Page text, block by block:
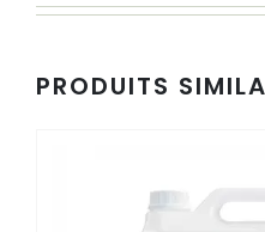
PRODUITS